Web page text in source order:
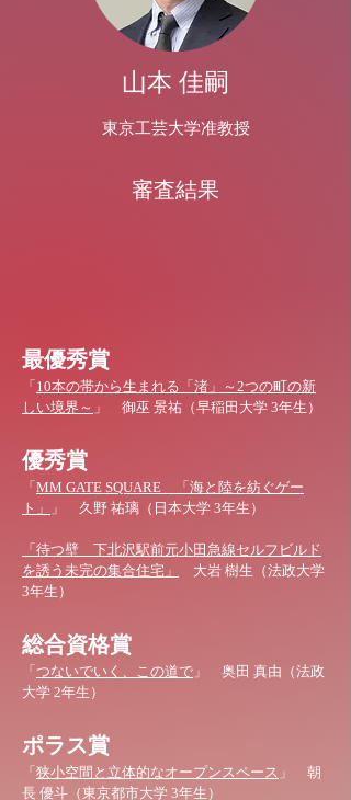
山本 佳嗣
東京工芸大学准教授
​審査結果
最優秀賞
「 10本の帯から生まれる「渚」～2つの町の新
しい境界～ 」 御巫 景祐（早稲田大学 3年生）
優秀賞
「 MM GATE SQUARE 「海と陸を紡ぐゲー
ト」
」 久野 祐璃（日本大学 3年生）
「待つ壁 下北沢駅前元小田急線セルフビルド
を誘う未完の集合住宅」
大岩 樹生（法政大学
3年生）
総合資格賞
「 つないでいく、この道で 」
奥田 真由（法政
大学 2年生）
ポラス賞
「 狭小空間と立体的なオープンスペース 」
朝
長 優斗（東京都市大学 3年生）